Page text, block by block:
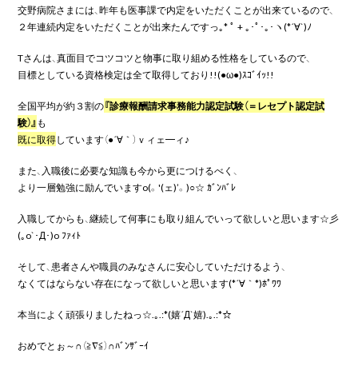
交野病院さまには、昨年も医事課で内定をいただくことが出来ているので、
２年連続内定をいただくことが出来たんですっ｡* ﾟ + ｡･ﾟ･｡･ヽ(*´∀`)ﾉ
Tさんは、真面目でコツコツと物事に取り組める性格をしているので、
目標としている資格検定は全て取得しており!!(●ω●)ｽｺﾞｲｯ!!
全国平均が約３割の『診療報酬請求事務能力認定試験（＝レセプト認定試
験）』も
既に取得しています（●´∀｀）ｖィェ━ィ♪
また、入職後に必要な知識も今から更につけるべく、
より一層勉強に励んでいますo(。'(ェ)’。)○☆ ｶﾞﾝﾊﾞﾚ
入職してからも、継続して何事にも取り組んでいって欲しいと思います☆彡
(｡o`･Д･)o ﾌｧｨﾄ
そして、患者さんや職員のみなさんに安心していただけるよう、
なくてはならない存在になって欲しいと思います(*´∀｀*)ﾎﾟﾜﾜ
本当によく頑張りましたねっ☆.｡.:*(嬉´Д`嬉).｡.:*☆
おめでとぉ～∩（≧∇≦）∩ﾊﾞﾝｻﾞｰｲ